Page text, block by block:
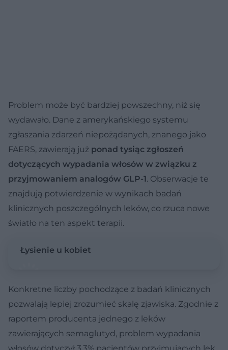
Problem może być bardziej powszechny, niż się
wydawało. Dane z amerykańskiego systemu
zgłaszania zdarzeń niepożądanych, znanego jako
FAERS, zawierają już ponad tysiąc zgłoszeń
dotyczących wypadania włosów w związku z
przyjmowaniem analogów GLP-1. Obserwacje te
znajdują potwierdzenie w wynikach badań
klinicznych poszczególnych leków, co rzuca nowe
światło na ten aspekt terapii.
Łysienie u kobiet
Konkretne liczby pochodzące z badań klinicznych
pozwalają lepiej zrozumieć skalę zjawiska. Zgodnie z
raportem producenta jednego z leków
zawierających semaglutyd, problem wypadania
włosów dotyczył 3,3% pacjentów przyjmujących lek,